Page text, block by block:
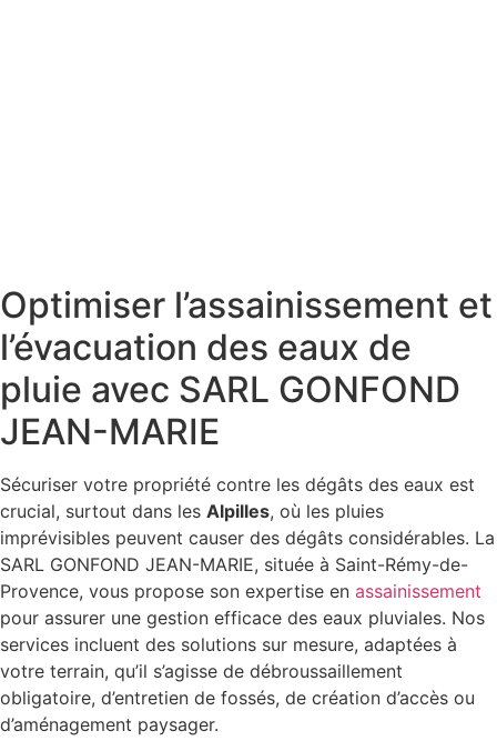
Optimiser l’assainissement et
l’évacuation des eaux de
pluie avec SARL GONFOND
JEAN-MARIE
Sécuriser votre propriété contre les dégâts des eaux est
crucial, surtout dans les Alpilles, où les pluies
imprévisibles peuvent causer des dégâts considérables. La
SARL GONFOND JEAN-MARIE, située à Saint-Rémy-de-
Provence, vous propose son expertise en assainissement
pour assurer une gestion efficace des eaux pluviales. Nos
services incluent des solutions sur mesure, adaptées à
votre terrain, qu’il s’agisse de débroussaillement
obligatoire, d’entretien de fossés, de création d’accès ou
d’aménagement paysager.